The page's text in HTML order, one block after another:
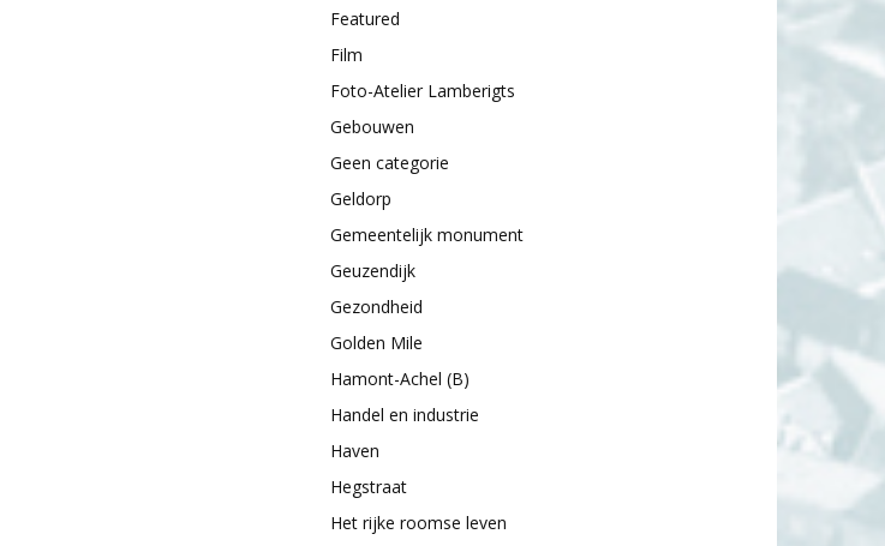
Featured
Film
Foto-Atelier Lamberigts
Gebouwen
Geen categorie
Geldorp
Gemeentelijk monument
Geuzendijk
Gezondheid
Golden Mile
Hamont-Achel (B)
Handel en industrie
Haven
Hegstraat
Het rijke roomse leven